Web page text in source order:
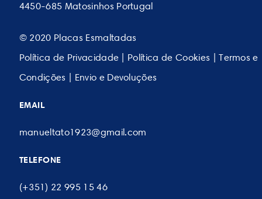
4450-685 Matosinhos Portugal
© 2020 Placas Esmaltadas
Política de Privacidade
Política de Cookies |Termos e
Condições
Envio e Devoluções
EMAIL
manueltato1923@gmail.com
TELEFONE
(+351) 22 995 15 46